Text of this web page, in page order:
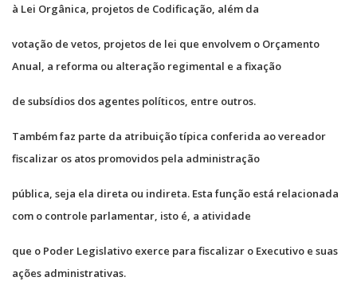
à Lei Orgânica, projetos de Codificação, além da
votação de vetos, projetos de lei que envolvem o Orçamento
Anual, a reforma ou alteração regimental e a fixação
de subsídios dos agentes políticos, entre outros.
Também faz parte da atribuição típica conferida ao vereador
fiscalizar os atos promovidos pela administração
pública, seja ela direta ou indireta. Esta função está relacionada
com o controle parlamentar, isto é, a atividade
que o Poder Legislativo exerce para fiscalizar o Executivo e suas
ações administrativas.